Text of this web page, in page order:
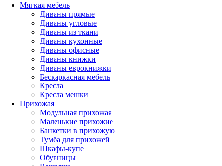
Мягкая мебель
Диваны прямые
Диваны угловые
Диваны из ткани
Диваны кухонные
Диваны офисные
Диваны книжки
Диваны еврокнижки
Бескаркасная мебель
Кресла
Кресла мешки
Прихожая
Модульная прихожая
Маленькие прихожие
Банкетки в прихожую
Тумба для прихожей
Шкафы-купе
Обувницы